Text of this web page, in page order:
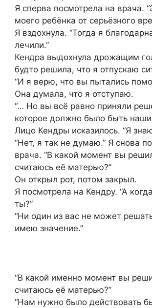
Я сперва посмотрела на врача.
моего ребёнка от серьёзного
Я вздохнула. “Тогда я
лечили.”
Кендра выдохнула дрожащим
будто решила, что я отпускаю
“И я верю, что вы пытались
Она думала, что я отступаю.
“… Но вы всё равно приняли
которое должно было быть
Лицо Кендры исказилось. “Я
“Нет, я так не думаю.” Я снова
врача. “В какой момент вы
считаюсь её матерью?”
Он открыл рот, потом закрыл.
Я посмотрела на Кендру. “А
ты?”
“Ни один из вас не может
имею значение.”
“В какой именно момент вы
считаюсь её матерью?”
“Нам нужно было действовать